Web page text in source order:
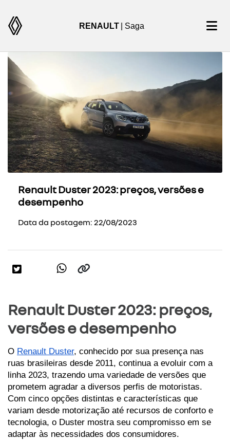
RENAULT | Saga
Renault Duster 2023: preços, versões e
desempenho
Data da postagem: 22/08/2023
Renault Duster 2023: preços,
versões e desempenho
O Renault Duster, conhecido por sua presença nas
ruas brasileiras desde 2011, continua a evoluir com a
linha 2023, trazendo uma variedade de versões que
prometem agradar a diversos perfis de motoristas.
Com cinco opções distintas e características que
variam desde motorização até recursos de conforto e
tecnologia, o Duster mostra seu compromisso em se
adaptar às necessidades dos consumidores.